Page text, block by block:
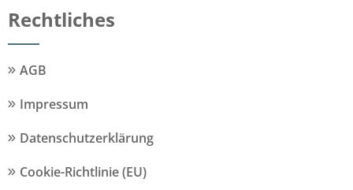
Rechtliches
AGB
Impressum
Datenschutzerklärung
Cookie-Richtlinie (EU)